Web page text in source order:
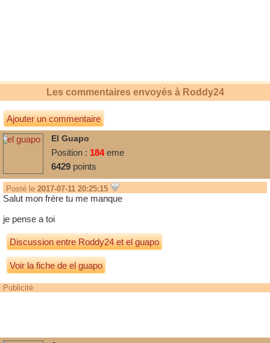
Les commentaires envoyés à Roddy24
Ajouter un commentaire
El Guapo
Position : 184eme
6429 points
Posté le 2017-07-11 20:25:15
Salut mon frére tu me manque
je pense a toi
Discussion entreRoddy24etel guapo
Voir la fiche de el guapo
Publicité